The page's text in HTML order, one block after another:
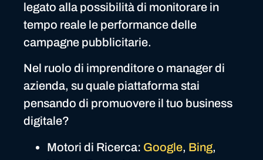
legato alla possibilità di monitorare in
tempo reale le performance delle
campagne pubblicitarie.
Nel ruolo di imprenditore o manager di
azienda, su quale piattaforma stai
pensando di promuovere il tuo business
digitale?
Motori di Ricerca: Google, Bing,